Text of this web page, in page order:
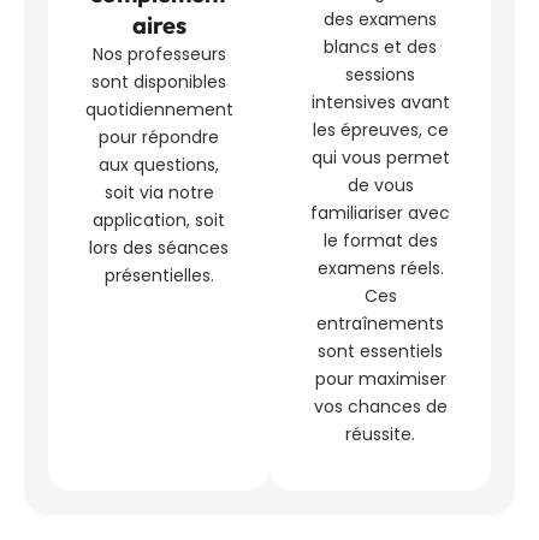
aires
Nos professeurs
sont disponibles
quotidiennement
pour répondre
aux questions,
soit via notre
application, soit
lors des séances
présentielles.
des examens
blancs et des
sessions
intensives avant
les épreuves, ce
qui vous permet
de vous
familiariser avec
le format des
examens réels.
Ces
entraînements
sont essentiels
pour maximiser
vos chances de
réussite.